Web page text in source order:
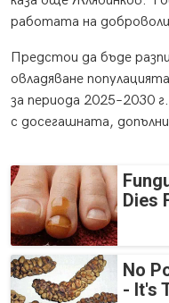
работата на
Предстои да бъде
овладяване
за периода 2025–2030
с досегашната,
Dies
No
- It's